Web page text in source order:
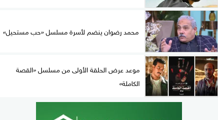
محمد رضوان ينضم لأسرة مسلسل «حب مستحيل»
موعد عرض الحلقة الأولى من مسلسل «القصة
الكاملة»